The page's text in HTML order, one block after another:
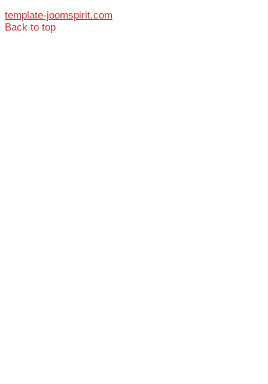
template-joomspirit.com
Back to top